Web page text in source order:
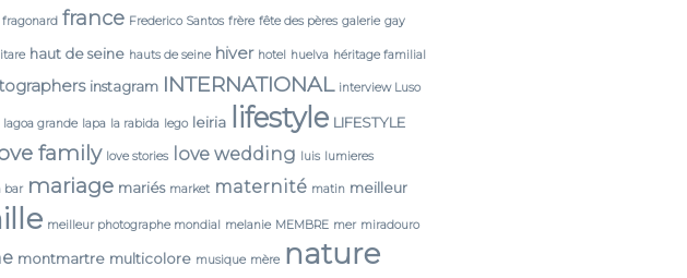
fragonard france Frederico Santos frère fête des pères galerie gay
haut de seine hauts de seine hiver hotel huelva héritage familial
instagram INTERNATIONAL interview Luso
lagoa grande lapa la rabida lego leiria lifestyle LIFESTYLE
family love stories love wedding luis lumieres
bar mariage mariés market maternité matin meilleur
meilleur photographe mondial melanie MEMBRE mer miradouro
montmartre multicolore musique mère nature